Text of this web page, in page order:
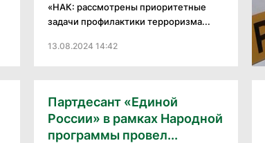
«НАК: рассмотрены приоритетные
задачи профилактики терроризма...
13.08.2024 14:42
Партдесант «Единой
России» в рамках Народной
программы провел...